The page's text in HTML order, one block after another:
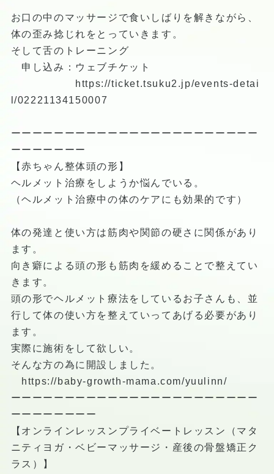
お口の中のマッサージで食いしばりを解きながら、
体の歪み捻じれをとっていきます。
そして舌のトレーニング
申し込み：ウェブチケット
https://ticket.tsuku2.jp/events-detai
l/02221134150007
ーーーーーーーーーーーーーーーーーーーーーーー
ーーーーーーー
【赤ちゃん整体頭の形】
ヘルメット治療をしようか悩んでいる。
（ヘルメット治療中の体のケアにも効果的です）
体の発達と使い方は筋肉や関節の硬さに関係があり
ます。
向き癖による頭の形も筋肉を緩めることで整えてい
きます。
頭の形でヘルメット療法をしているお子さんも、並
行して体の使い方を整えていってあげる必要があり
ます。
実際に施術をして欲しい。
そんな方の為に開設しました。
https://baby-growth-mama.com/yuulinn/
ーーーーーーーーーーーーーーーーーーーーーーー
ーーーーーーーー
【オンラインレッスンプライベートレッスン（マタ
ニティヨガ・ベビーマッサージ・産後の骨盤矯正ク
ラス）】